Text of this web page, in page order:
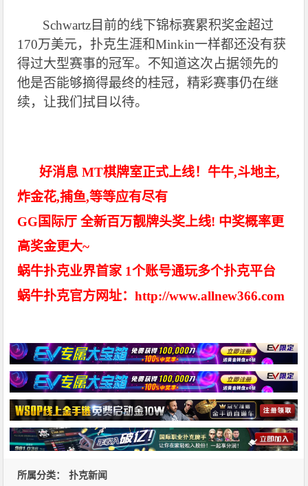
Schwartz目前的线下锦标赛累积奖金超过
170万美元，扑克生涯和Minkin一样都还没有获
得过大型赛事的冠军。不知道这次占据领先的
他是否能够摘得最终的桂冠，精彩赛事仍在继
续，让我们拭目以待。
好消息 MT棋牌室正式上线！牛牛,斗地主,
炸金花,捕鱼,等等应有尽有
GG国际厅 全新百万靓牌头奖上线! 中奖概率更
高奖金更大~
蜗牛扑克业界首家 1个账号通玩多个扑克平台
蜗牛扑克官方网址：http://www.allnew366.com
所属分类： 扑克新闻